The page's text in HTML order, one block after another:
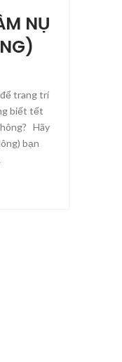
NỤ
trang trí
biết tết
Hãy
bạn